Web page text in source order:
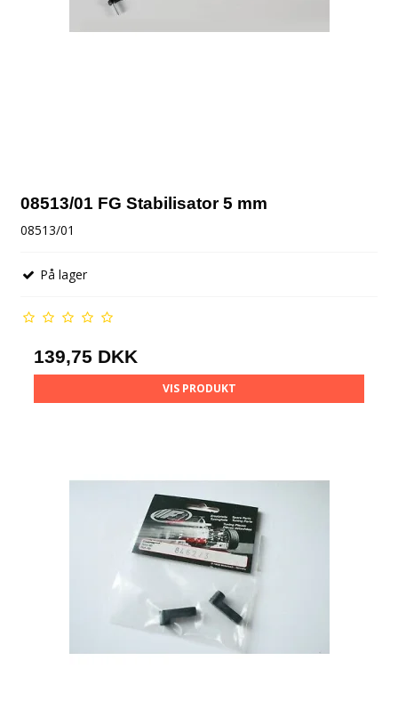
08513/01 FG Stabilisator 5 mm
08513/01
På lager
139,75 DKK
VIS PRODUKT